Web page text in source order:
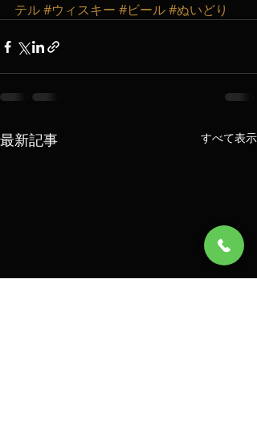
テル#ウィスキー #ビール#ぬいどり
最新記事 すべて表示